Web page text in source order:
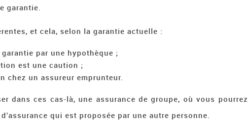
garantie.
et cela, selon la garantie actuelle :
par une hypothèque ;
est une caution ;
chez un assureur emprunteur.
dans ces cas-là, une assurance de groupe, où vous pourrez
qui est proposée par une autre personne.